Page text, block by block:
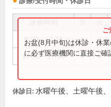
9:00～12:30 ● ●
14:00～17:30 ● ●
お盆(8月中旬)は休診・休
に必ず医療機関に直接ご確
休診日: 水曜午後、土曜午後